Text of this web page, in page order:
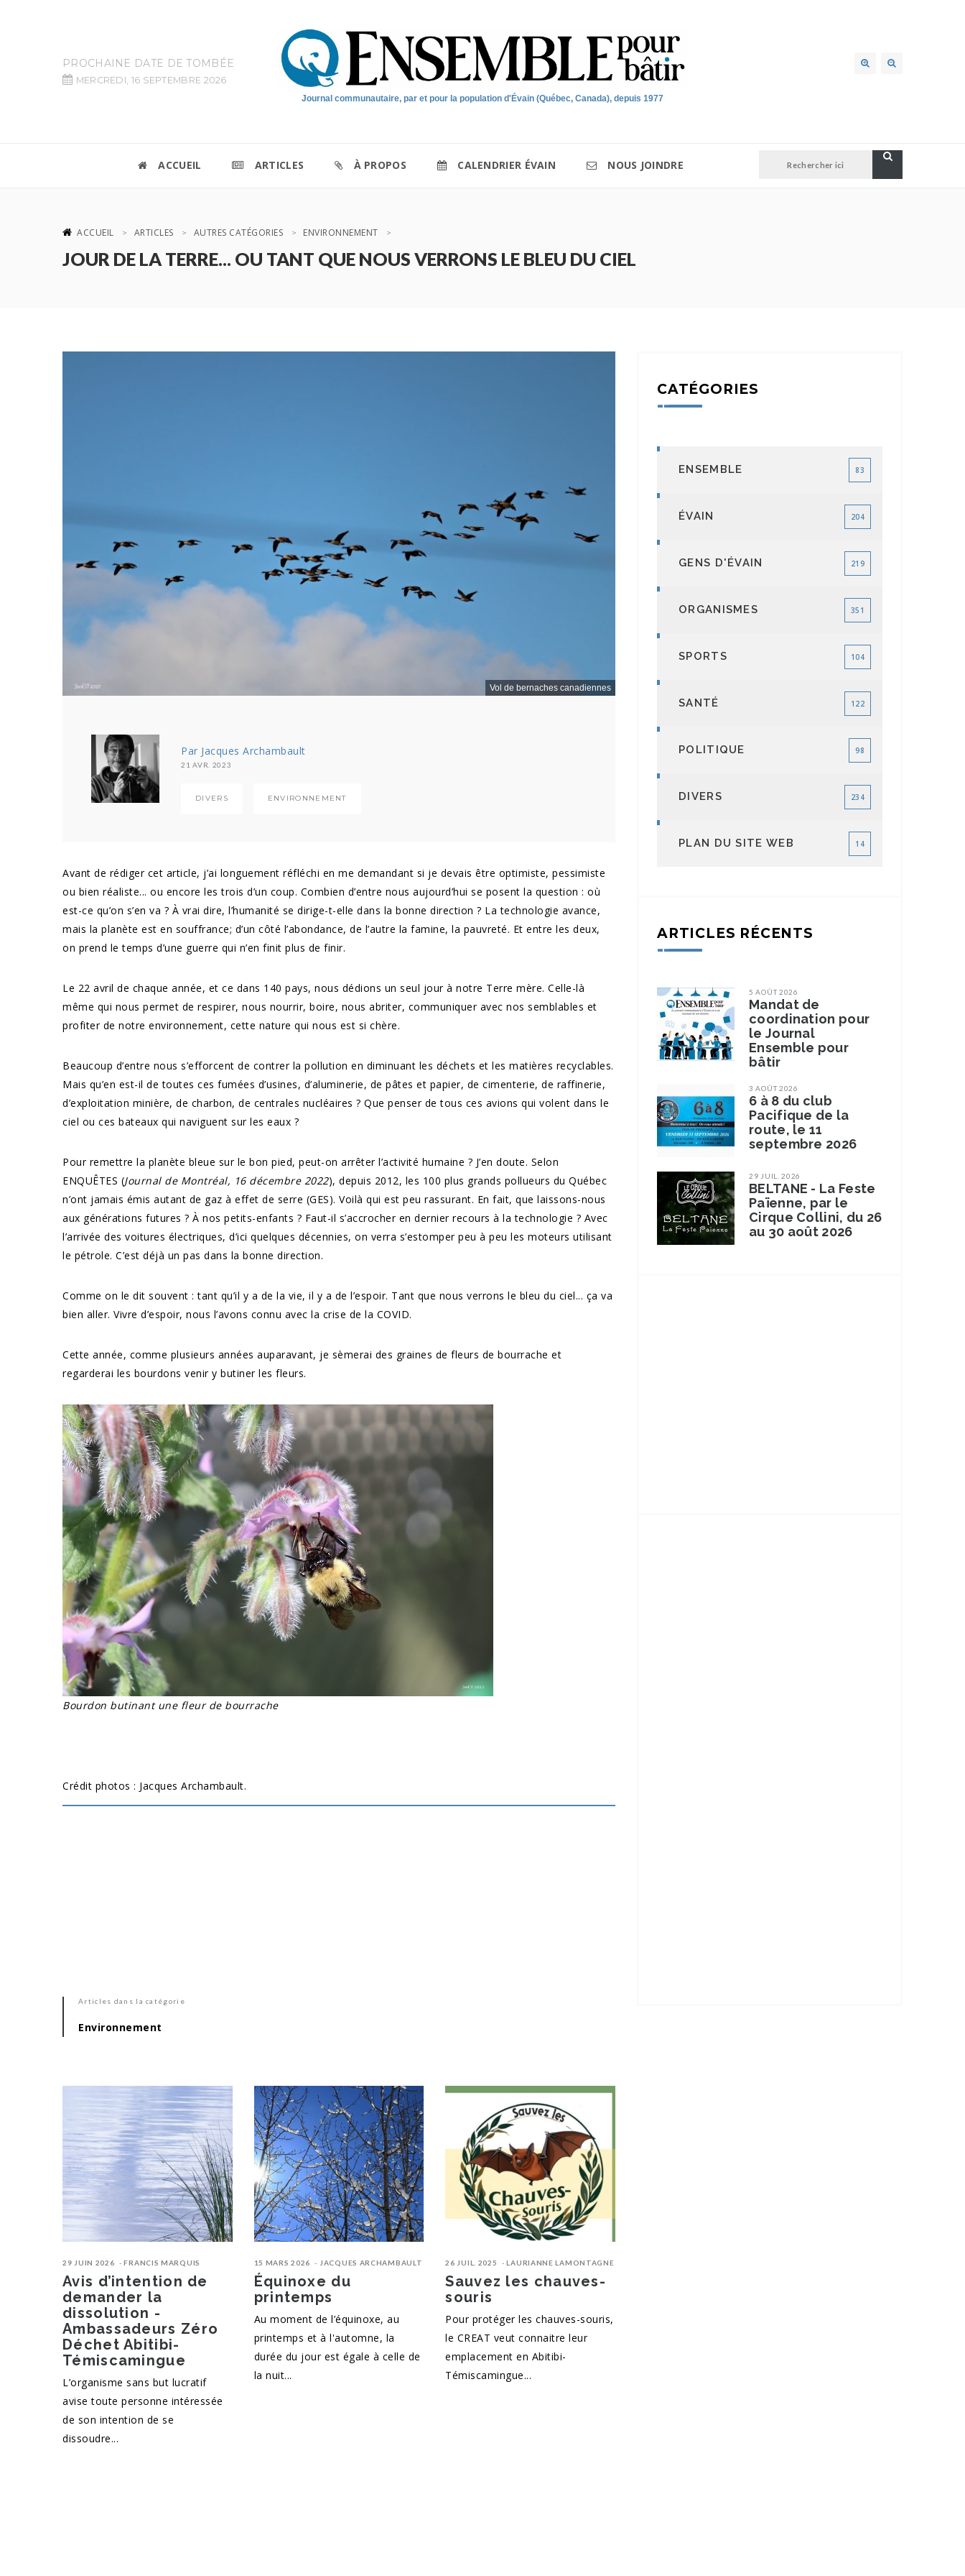
PROCHAINE DATE DE TOMBÉE
MERCREDI, 16 SEPTEMBRE 2026
Journal communautaire, par et pour la population d'Évain (Québec, Canada), depuis 1977
ACCUEIL ARTICLES À PROPOS CALENDRIER ÉVAIN NOUS JOINDRE
ACCUEIL ARTICLES AUTRES CATÉGORIES ENVIRONNEMENT
JOUR DE LA TERRE... OU TANT QUE NOUS VERRONS LE BLEU DU CIEL
Vol de bernaches canadiennes
Par Jacques Archambault
21 AVR. 2023
DIVERS ENVIRONNEMENT
Avant de rédiger cet article, j’ai longuement réfléchi en me demandant si je devais être optimiste, pessimiste
ou bien réaliste... ou encore les trois d’un coup. Combien d’entre nous aujourd’hui se posent la question : où
est-ce qu’on s’en va ? À vrai dire, l’humanité se dirige-t-elle dans la bonne direction ? La technologie avance,
mais la planète est en souffrance; d’un côté l’abondance, de l’autre la famine, la pauvreté. Et entre les deux,
on prend le temps d’une guerre qui n’en finit plus de finir.
Le 22 avril de chaque année, et ce dans 140 pays, nous dédions un seul jour à notre Terre mère. Celle-là
même qui nous permet de respirer, nous nourrir, boire, nous abriter, communiquer avec nos semblables et
profiter de notre environnement, cette nature qui nous est si chère.
Beaucoup d’entre nous s’efforcent de contrer la pollution en diminuant les déchets et les matières recyclables.
Mais qu’en est-il de toutes ces fumées d’usines, d’aluminerie, de pâtes et papier, de cimenterie, de raffinerie,
d’exploitation minière, de charbon, de centrales nucléaires ? Que penser de tous ces avions qui volent dans le
ciel ou ces bateaux qui naviguent sur les eaux ?
Pour remettre la planète bleue sur le bon pied, peut-on arrêter l’activité humaine ? J’en doute. Selon
ENQUÊTES (Journal de Montréal, 16 décembre 2022), depuis 2012, les 100 plus grands pollueurs du Québec
n’ont jamais émis autant de gaz à effet de serre (GES). Voilà qui est peu rassurant. En fait, que laissons-nous
aux générations futures ? À nos petits-enfants ? Faut-il s’accrocher en dernier recours à la technologie ? Avec
l’arrivée des voitures électriques, d’ici quelques décennies, on verra s’estomper peu à peu les moteurs utilisant
le pétrole. C’est déjà un pas dans la bonne direction.
Comme on le dit souvent : tant qu’il y a de la vie, il y a de l’espoir. Tant que nous verrons le bleu du ciel... ça va
bien aller. Vivre d’espoir, nous l’avons connu avec la crise de la COVID.
Cette année, comme plusieurs années auparavant, je sèmerai des graines de fleurs de bourrache et
regarderai les bourdons venir y butiner les fleurs.
Bourdon butinant une fleur de bourrache
Crédit photos : Jacques Archambault.
Articles dans la catégorie
Environnement
29 JUIN 2026 FRANCIS MARQUIS
Avis d’intention de
demander la
dissolution -
Ambassadeurs Zéro
Déchet Abitibi-
Témiscamingue
L’organisme sans but lucratif
avise toute personne intéressée
de son intention de se
dissoudre...
15 MARS 2026 JACQUES ARCHAMBAULT
Équinoxe du
printemps
Au moment de l’équinoxe, au
printemps et à l'automne, la
durée du jour est égale à celle de
la nuit...
26 JUIL. 2025 LAURIANNE LAMONTAGNE
Sauvez les chauves-
souris
Pour protéger les chauves-souris,
le CREAT veut connaitre leur
emplacement en Abitibi-
Témiscamingue...
CATÉGORIES
ENSEMBLE 83
ÉVAIN 204
GENS D'ÉVAIN 219
ORGANISMES 351
SPORTS 104
SANTÉ 122
POLITIQUE 98
DIVERS 234
PLAN DU SITE WEB 14
ARTICLES RÉCENTS
5 AOÛT 2026
Mandat de
coordination pour
le Journal
Ensemble pour
bâtir
3 AOÛT 2026
6 à 8 du club
Pacifique de la
route, le 11
septembre 2026
29 JUIL. 2026
BELTANE - La Feste
Païenne, par le
Cirque Collini, du 26
au 30 août 2026